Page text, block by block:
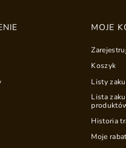
MOJE
Koszyk
Listy
Lista
Historia
Moje